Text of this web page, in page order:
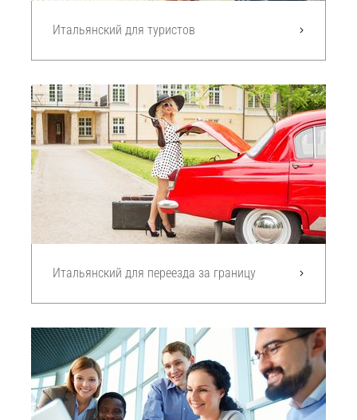
Итальянский для туристов
Итальянский для переезда за границу